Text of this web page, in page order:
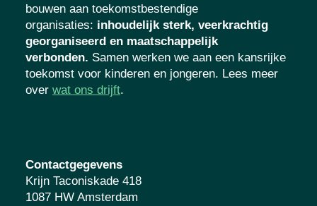
bouwen aan toekomstbestendige
organisaties: inhoudelijk sterk, veerkrachtig
georganiseerd en maatschappelijk
verbonden. Samen werken we aan een kansrijke
toekomst voor kinderen en jongeren. Lees meer
over wat ons drijft.
Contactgegevens
Krijn Taconiskade 418
1087 HW Amsterdam